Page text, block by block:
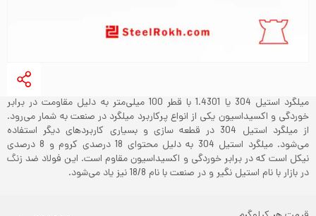
میلگرد استیل 304 یا 1.4301 با قطر 100 میلی‌متر به دلیل مقاومت در برابر
خوردگی و اکسیداسیون یکی از انواع پرکاربرد میلگرد‌ در صنعت به شمار می‌رود.
از میلگرد استیل 304 در قطعه سازی و بسیاری کاربردهای دیگر استفاده
می‌شود. میلگرد استیل 304 به دلیل محتوای 18 درصدی کروم و 8 درصدی
نیکل است که در برابر خوردگی و اکسیداسیون مقاوم است. این فولاد ضد زنگ
در بازار با نام استیل نگیر و در صنعت با نام 18/8 نیز یاد می‌‌شود.